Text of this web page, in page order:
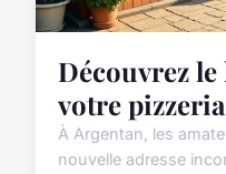
Découvrez le
votre
À Argentan, les
nouvelle adresse